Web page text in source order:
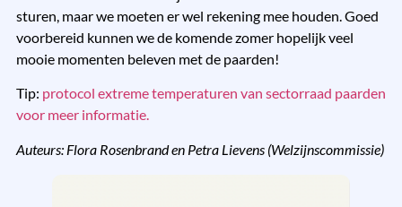
sturen, maar we moeten er wel rekening mee houden. Goed
voorbereid kunnen we de komende zomer hopelijk veel
mooie momenten beleven met de paarden!
Tip: protocol extreme temperaturen van sectorraad paarden
voor meer informatie.
Auteurs: Flora Rosenbrand en Petra Lievens (Welzijnscommissie)